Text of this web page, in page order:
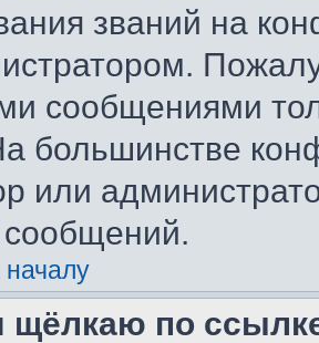
званий на
сообщениями
большинстве
или
сообщений.
началу
щёлкаю по